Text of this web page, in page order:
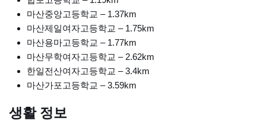
마산중앙고등학교 – 1.37km
마산제일여자고등학교 – 1.75km
마산용마고등학교 – 1.77km
마산무학여자고등학교 – 2.62km
한일전산여자고등학교 – 3.4km
마산가포고등학교 – 3.59km
생활 정보